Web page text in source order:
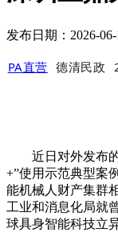
发布日期：2026-06-
PA直营 德清民政
近日对外发布的
+”使用示范典型案
能机械人财产集群
工业和消息化局就
球具身智能科技立